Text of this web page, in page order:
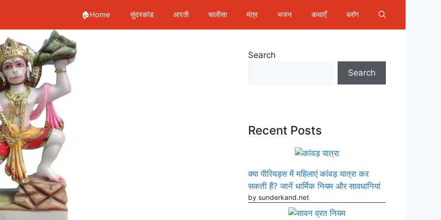
🏠Home सुंदरकांड आरती चालीसा मंत्र भजन कथाएँ ब्लॉग
Search
Search
Recent Posts
क्या पीरियड्स में महिलाएं कांवड़ यात्रा कर
सकती हैं? जानें धार्मिक नियम और सावधानियां
by sunderkand.net